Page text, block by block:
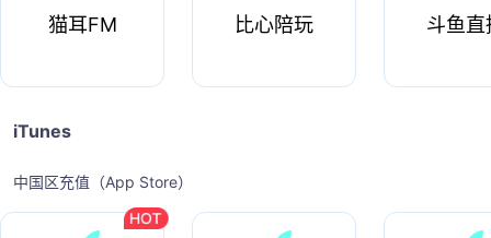
猫耳FM 比心陪玩 斗鱼直
iTunes
中国区充值（App Store）